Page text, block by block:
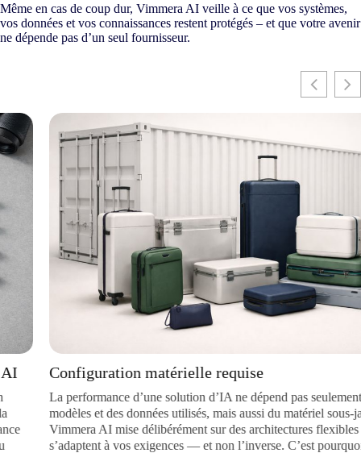
Même en cas de coup dur, Vimmera AI veille à ce que vos systèmes,
vos données et vos connaissances restent protégés – et que votre avenir
ne dépende pas d’un seul fournisseur.
Configuration matérielle requise
La performance d’une solution d’IA ne dépend pas seulement des
modèles et des données utilisés, mais aussi du matériel sous-
VimmeraAImise délibérément sur des architectures flexibles qui
s’adaptent à vos exigences — et non l’inverse. C’est pourquoi il